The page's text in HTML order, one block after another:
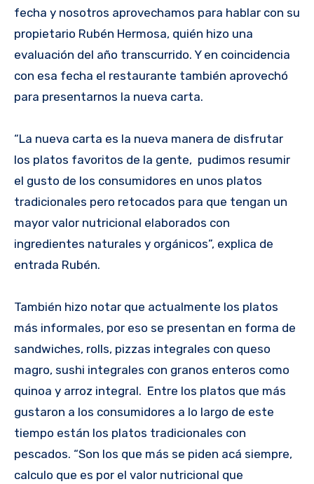
fecha y nosotros aprovechamos para hablar con su
propietario Rubén Hermosa, quién hizo una
evaluación del año transcurrido. Y en coincidencia
con esa fecha el restaurante también aprovechó
para presentarnos la nueva carta.
“La nueva carta es la nueva manera de disfrutar
los platos favoritos de la gente, pudimos resumir
el gusto de los consumidores en unos platos
tradicionales pero retocados para que tengan un
mayor valor nutricional elaborados con
ingredientes naturales y orgánicos”, explica de
entrada Rubén.
También hizo notar que actualmente los platos
más informales, por eso se presentan en forma de
sandwiches, rolls, pizzas integrales con queso
magro, sushi integrales con granos enteros como
quinoa y arroz integral. Entre los platos que más
gustaron a los consumidores a lo largo de este
tiempo están los platos tradicionales con
pescados. “Son los que más se piden acá siempre,
calculo que es por el valor nutricional que